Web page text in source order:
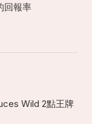
回報率
Wild 2點王牌